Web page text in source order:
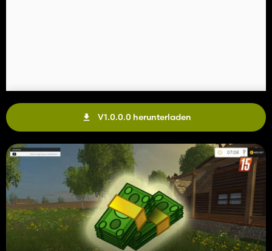
V1.0.0.0 herunterladen